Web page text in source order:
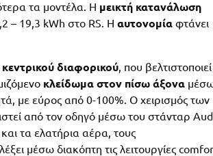
τα μοντέλα. Η μεικτή κατανάλωση
– 19,3 kWh στο RS. Η αυτονομία φτάνει
διαφορικού, που βελτιστοποιεί
κλείδωμα στον πίσω άξονα
με εύρος από 0-100%. Ο χειρισμός των
από τον οδηγό μέσω του στάνταρ
τα ελατήρια αέρα, τους
μέσω διακόπτη τις λειτουργίες